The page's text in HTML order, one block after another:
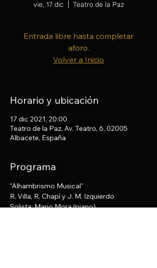
vie, 17 dic Teatro de la Paz
Entrada libre hasta completar
aforo.
Volver a Inicio
Horario y ubicación
17 dic 2021, 20:00
Teatro de la Paz, Av. Teatro, 6, 02005
Albacete, España
Programa
"Alhambrismo Musical"
R. Villa, R. Chapí y J. M. Izquierdo
Solista: Mario Mora (piano)